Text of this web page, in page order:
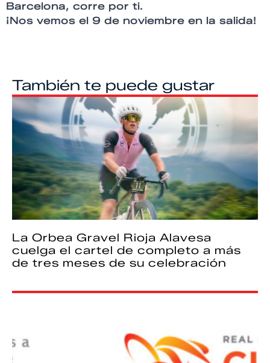
Barcelona, corre por ti.
¡Nos vemos el 9 de noviembre en la salida!
También te puede gustar
La Orbea Gravel Rioja Alavesa
cuelga el cartel de completo a más
de tres meses de su celebración